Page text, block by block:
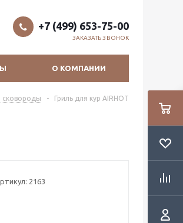
+7 (499) 653-75-00
ЗАКАЗАТЬ ЗВОНОК
О КОМПАНИИ
сковороды -
Гриль для кур AIRHOT
2163